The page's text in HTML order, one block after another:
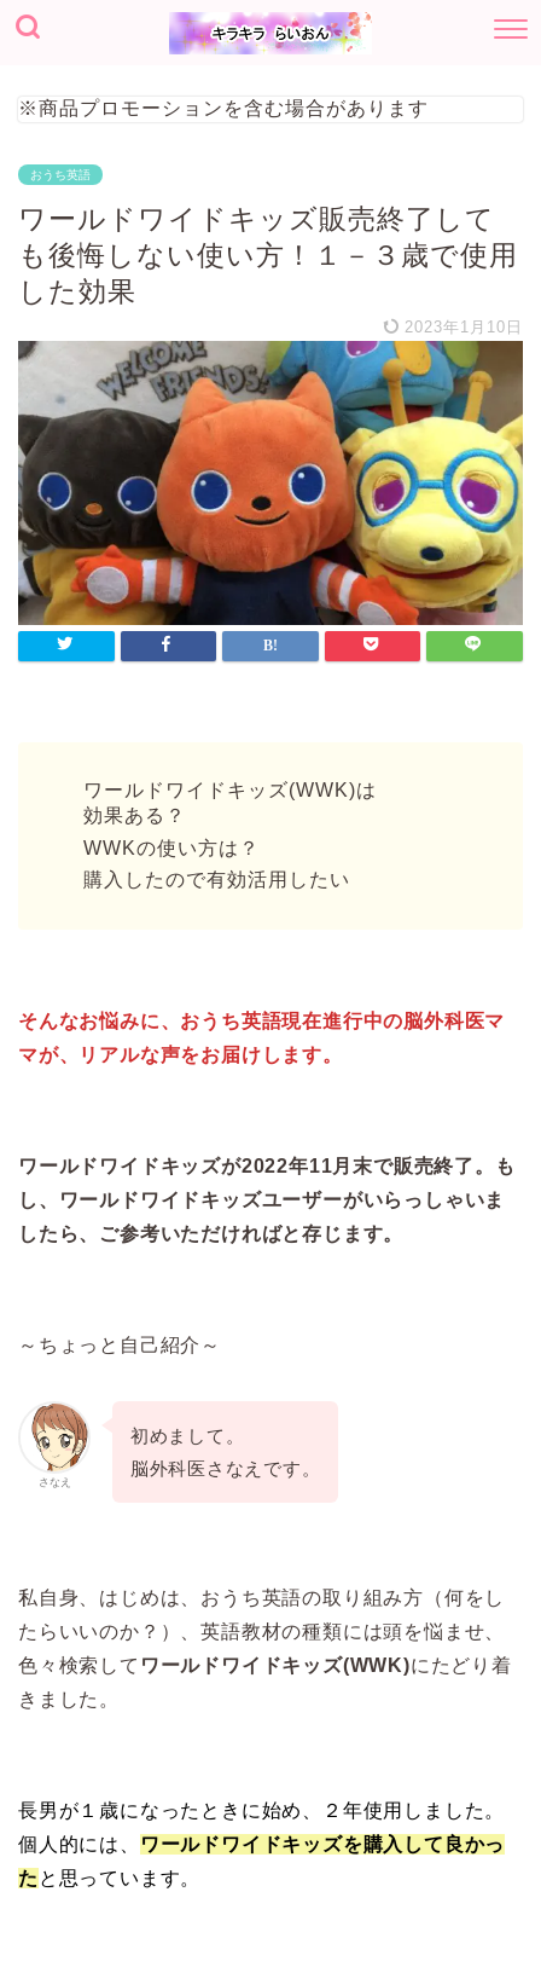
※商品プロモーションを含む場合があります
おうち英語
ワールドワイドキッズ販売終了して
も後悔しない使い方！１－３歳で使用
した効果
2023年1月10日
ワールドワイドキッズ(WWK)は
効果ある？
WWKの使い方は？
購入したので有効活用したい
そんなお悩みに、おうち英語現在進行中の脳外科医マ
マが、リアルな声をお届けします。
ワールドワイドキッズが2022年11月末で販売終了。も
し、ワールドワイドキッズユーザーがいらっしゃいま
したら、ご参考いただければと存じます。
～ちょっと自己紹介～
さなえ
初めまして。
脳外科医さなえです。
私自身、はじめは、おうち英語の取り組み方（何をし
たらいいのか？）、英語教材の種類には頭を悩ませ、
色々検索して ワールドワイドキッズ(WWK)にたどり着
きました。
長男が１歳になったときに始め、２年使用しました。
個人的には、
ワールドワイドキッズを購入して良かっ
た と思っています。